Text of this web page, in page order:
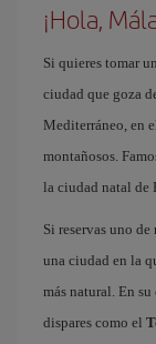
¡Hola,
Si quieres tomar
ciudad que goza
Mediterráneo, en
montañosos.
la ciudad natal de
Si reservas uno de
una ciudad en la
más natural. En
dispares como el